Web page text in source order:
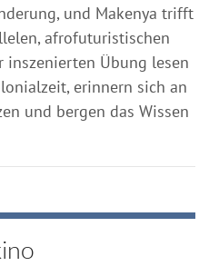
und Makenya trifft
afrofuturistischen
inszenierten Übung lesen
erinnern sich an
und bergen das Wissen